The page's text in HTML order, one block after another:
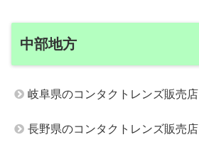
中部地方
岐阜県のコンタクトレンズ販売店
長野県のコンタクトレンズ販売店